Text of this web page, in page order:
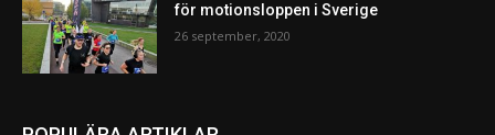
för motionsloppen i Sverige
26 september, 2020